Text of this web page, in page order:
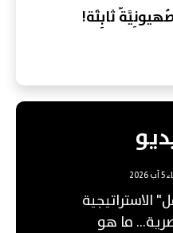
ثابِتَة!
الاستراتيجية
ما هو